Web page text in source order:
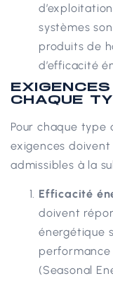
systèmes
produits de
d’efficacité
CHAQUE
Pour chaque
exigences
admissibles à la
Efficacité
doivent
énergétique
performance
(Seasonal